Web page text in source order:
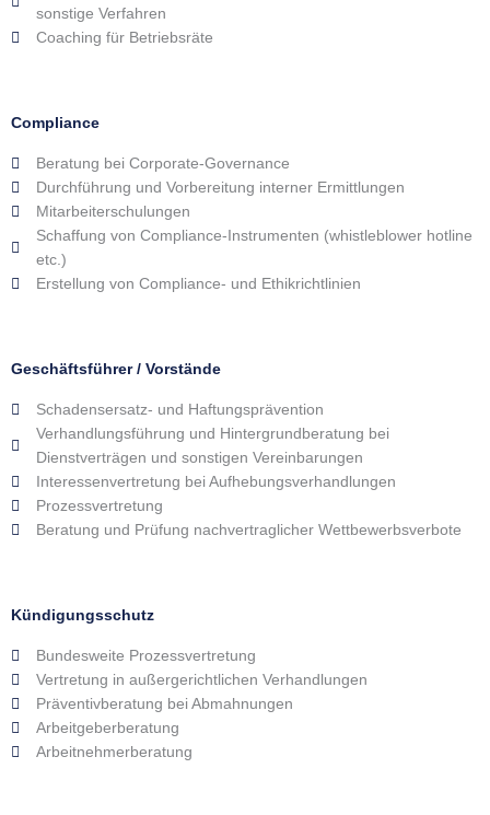
sonstige Verfahren
Coaching für Betriebsräte
Compliance
Beratung bei Corporate-Governance
Durchführung und Vorbereitung interner Ermittlungen
Mitarbeiterschulungen
Schaffung von Compliance-Instrumenten (whistleblower hotline
etc.)
Erstellung von Compliance- und Ethikrichtlinien
Geschäftsführer / Vorstände
Schadensersatz- und Haftungsprävention
Verhandlungsführung und Hintergrundberatung bei
Dienstverträgen und sonstigen Vereinbarungen
Interessenvertretung bei Aufhebungsverhandlungen
Prozessvertretung
Beratung und Prüfung nachvertraglicher Wettbewerbsverbote
Kündigungsschutz
Bundesweite Prozessvertretung
Vertretung in außergerichtlichen Verhandlungen
Präventivberatung bei Abmahnungen
Arbeitgeberberatung
Arbeitnehmerberatung